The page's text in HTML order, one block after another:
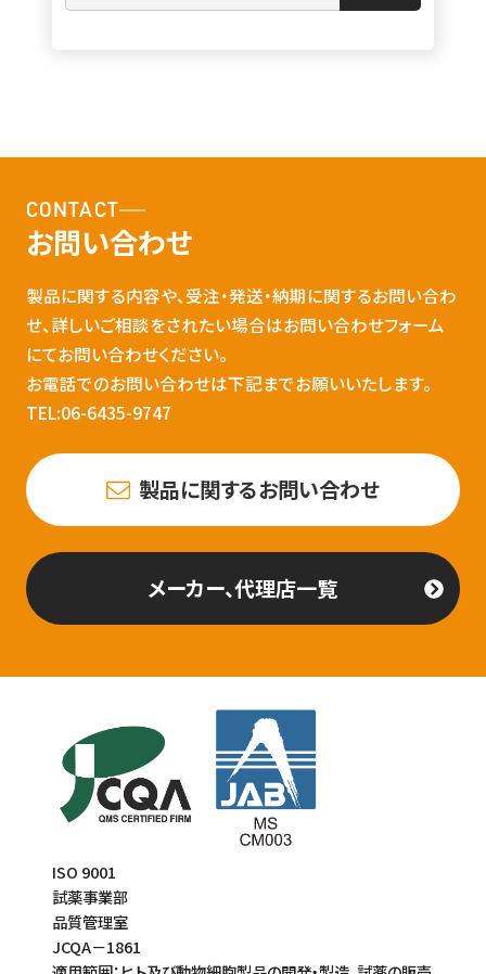
CONTACT
お問い合わせ
製品に関する内容や、受注・発送・納期に関するお問い合わ
せ、詳しいご相談をされたい場合はお問い合わせフォーム
にてお問い合わせください。
お電話でのお問い合わせは下記までお願いいたします。
TEL:06-6435-9747
製品に関するお問い合わせ
メーカー、代理店一覧
ISO 9001
試薬事業部
品質管理室
JCQA－1861